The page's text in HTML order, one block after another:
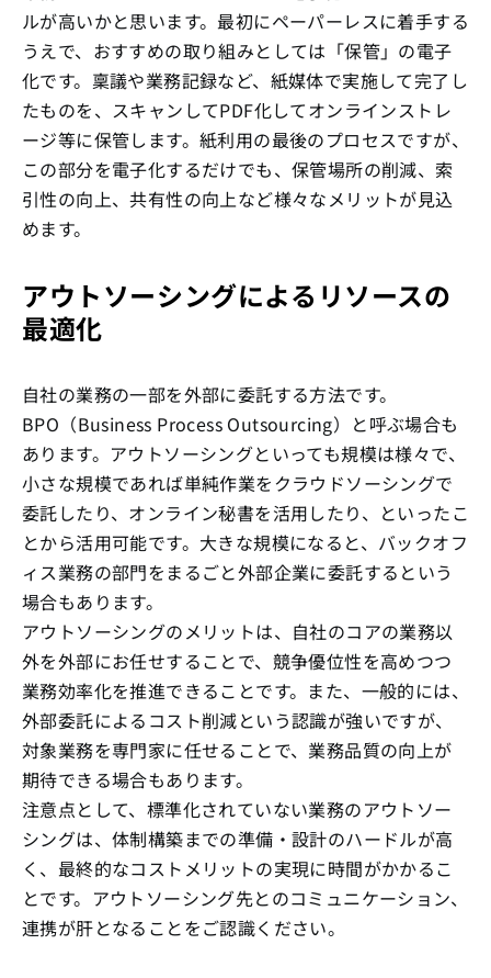
ルが高いかと思います。最初にペーパーレスに着手する
うえで、おすすめの取り組みとしては「保管」の電子
化です。稟議や業務記録など、紙媒体で実施して完了し
たものを、スキャンしてPDF化してオンラインストレ
ージ等に保管します。紙利用の最後のプロセスですが、
この部分を電子化するだけでも、保管場所の削減、索
引性の向上、共有性の向上など様々なメリットが見込
めます。
アウトソーシングによるリソースの
最適化
自社の業務の一部を外部に委託する方法です。
BPO（Business Process Outsourcing）と呼ぶ場合も
あります。アウトソーシングといっても規模は様々で、
小さな規模であれば単純作業をクラウドソーシングで
委託したり、オンライン秘書を活用したり、といったこ
とから活用可能です。大きな規模になると、バックオフ
ィス業務の部門をまるごと外部企業に委託するという
場合もあります。
アウトソーシングのメリットは、自社のコアの業務以
外を外部にお任せすることで、競争優位性を高めつつ
業務効率化を推進できることです。また、一般的には、
外部委託によるコスト削減という認識が強いですが、
対象業務を専門家に任せることで、業務品質の向上が
期待できる場合もあります。
注意点として、標準化されていない業務のアウトソー
シングは、体制構築までの準備・設計のハードルが高
く、最終的なコストメリットの実現に時間がかかるこ
とです。アウトソーシング先とのコミュニケーション、
連携が肝となることをご認識ください。